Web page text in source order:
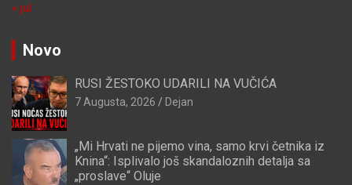
« jul
Novo
RUSI ŽESTOKO UDARILI NA VUČIĆA
7 Augusta, 2026 Dejan
„Mi Hrvati ne pijemo vina, samo krvi četnika iz
Knina“: Isplivalo još skandaloznih detalja sa
„proslave“ Oluje